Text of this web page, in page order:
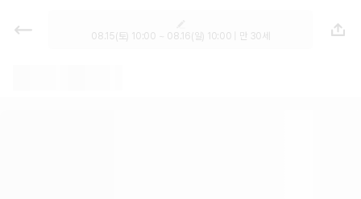
렌트카 - 경기 렌터카 가격비교, 최저
가 보장 1위 카모아
08.15(토) 10:00 ~ 08.16(일) 10:00 | 만 30세